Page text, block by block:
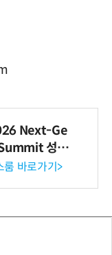
Next-Ge
성황
룸 바로가기>